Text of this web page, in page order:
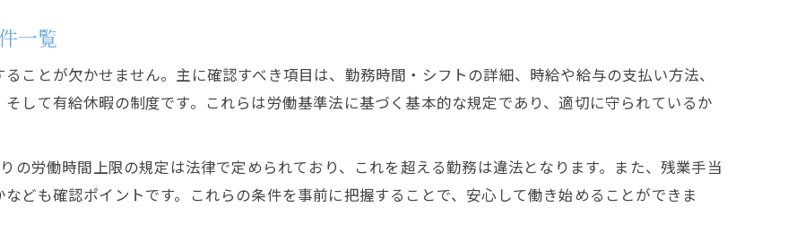
一覧
ことが欠かせません。主に確認すべき項目は、勤務時間・シフトの詳細、時給や給与の支払い方法、
して有給休暇の制度です。これらは労働基準法に基づく基本的な規定であり、適切に守られているか
の労働時間上限の規定は法律で定められており、これを超える勤務は違法となります。また、残業手当
ども確認ポイントです。これらの条件を事前に把握することで、安心して働き始めることができま